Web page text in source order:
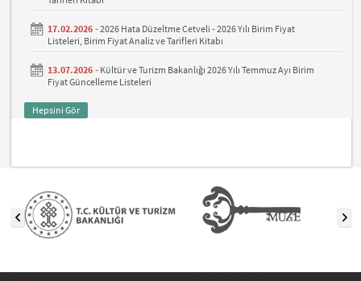
17.02.2026 -2026 Hata Düzeltme Cetveli - 2026 Yılı Birim Fiyat
Listeleri, Birim Fiyat Analiz ve Tarifleri Kitabı
13.07.2026 - Kültür ve Turizm Bakanlığı 2026 Yılı Temmuz Ayı Birim
Fiyat Güncelleme Listeleri
Hepsini Gör